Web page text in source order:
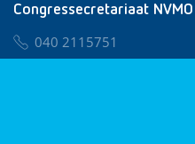
Congressecretariaat
040 2115751